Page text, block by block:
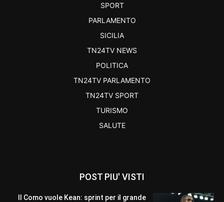
SPORT
PARLAMENTO
SICILIA
TN24TV NEWS
POLITICA
TN24TV PARLAMENTO
TN24TV SPORT
TURISMO
SALUTE
POST PIU' VISTI
Il Como vuole Kean: sprint per il grande